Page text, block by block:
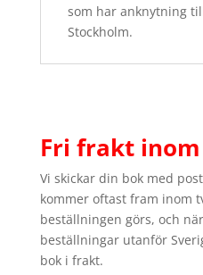
som har anknytning
Stockholm.
Fri frakt inom
Vi skickar din bok med
kommer oftast fram inom
beställningen görs, och
beställningar utanför
bok i frakt.